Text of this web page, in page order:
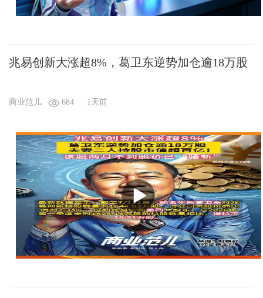
兆易创新大涨超8%，葛卫东逆势加仓逾18万股
商业范儿 684 1天前